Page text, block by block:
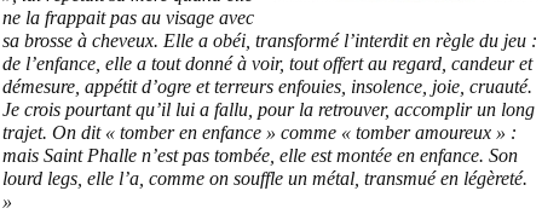
ne la frappait pas au visage avec
sa brosse à cheveux. Elle a obéi, transformé l’interdit en règle du jeu :
de l’enfance, elle a tout donné à voir, tout offert au regard, candeur et
démesure, appétit d’ogre et terreurs enfouies, insolence, joie, cruauté.
Je crois pourtant qu’il lui a fallu, pour la retrouver, accomplir un long
trajet. On dit « tomber en enfance » comme « tomber amoureux » :
mais Saint Phalle n’est pas tombée, elle est montée en enfance. Son
lourd legs, elle l’a, comme on souffle un métal, transmué en légèreté.
»